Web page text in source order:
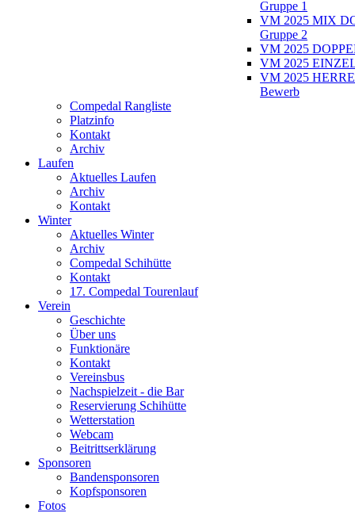
Gruppe 1
VM 2025 MIX
Gruppe 2
VM 2025
VM 2025
VM 2025
Bewerb
Compedal Rangliste
Platzinfo
Kontakt
Archiv
Laufen
Aktuelles Laufen
Archiv
Kontakt
Winter
Aktuelles Winter
Archiv
Compedal Schihütte
Kontakt
17. Compedal Tourenlauf
Verein
Geschichte
Über uns
Funktionäre
Kontakt
Vereinsbus
Nachspielzeit - die Bar
Reservierung Schihütte
Wetterstation
Webcam
Beitrittserklärung
Sponsoren
Bandensponsoren
Kopfsponsoren
Fotos